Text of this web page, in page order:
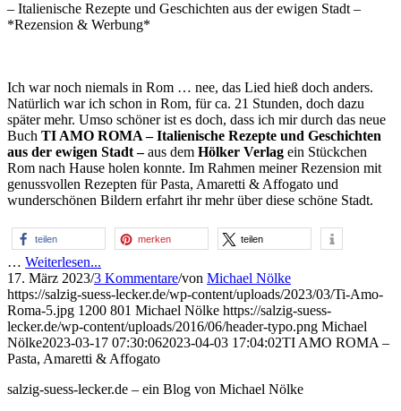
– Italienische Rezepte und Geschichten aus der ewigen Stadt –
*Rezension & Werbung*
Ich war noch niemals in Rom … nee, das Lied hieß doch anders.
Natürlich war ich schon in Rom, für ca. 21 Stunden, doch dazu
später mehr. Umso schöner ist es doch, dass ich mir durch das neue
Buch TI AMO ROMA – Italienische Rezepte und Geschichten
aus der ewigen Stadt –aus dem Hölker Verlag ein Stückchen
Rom nach Hause holen konnte. Im Rahmen meiner Rezension mit
genussvollen Rezepten für Pasta, Amaretti & Affogato und
wunderschönen Bildern erfahrt ihr mehr über diese schöne Stadt.
teilen merken teilen
… Weiterlesen...
17. März 2023/3 Kommentare/von Michael Nölke
https://salzig-suess-lecker.de/wp-content/uploads/2023/03/Ti-Amo-
Roma-5.jpg 1200 801 Michael Nölke https://salzig-suess-
lecker.de/wp-content/uploads/2016/06/header-typo.png Michael
Nölke2023-03-17 07:30:062023-04-03 17:04:02TI AMO ROMA –
Pasta, Amaretti & Affogato
salzig-suess-lecker.de – ein Blog von Michael Nölke